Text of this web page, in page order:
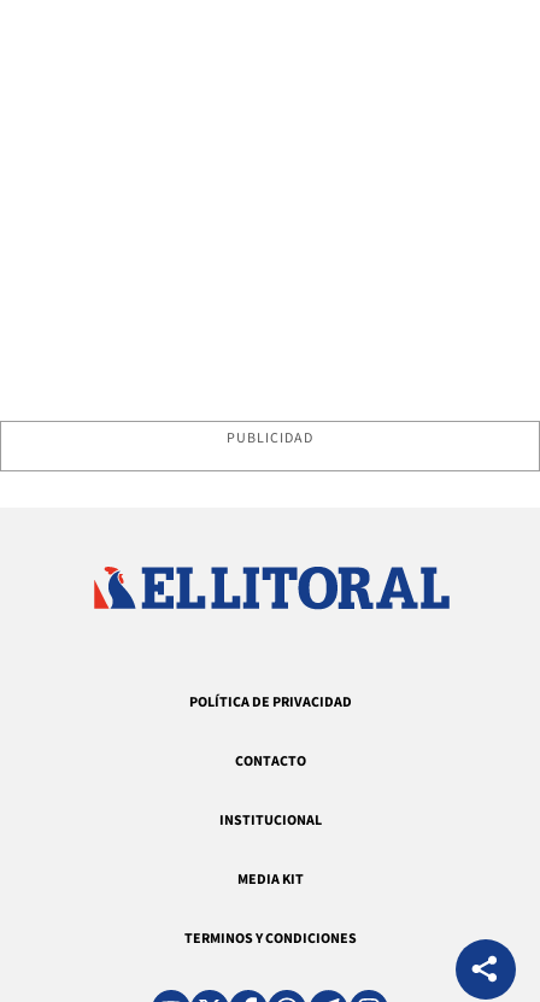
PUBLICIDAD
POLÍTICA DE PRIVACIDAD
CONTACTO
INSTITUCIONAL
MEDIA KIT
TERMINOS Y CONDICIONES